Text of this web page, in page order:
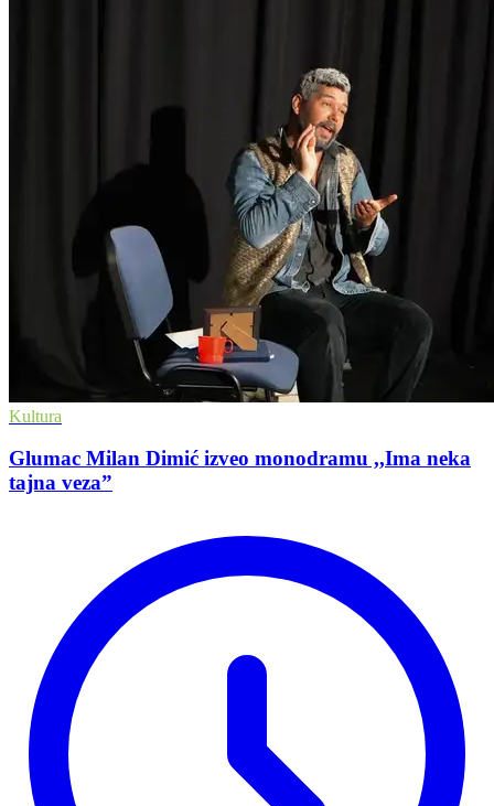
Kultura
Glumac Milan Dimić izveo monodramu ,,Ima neka
tajna veza”